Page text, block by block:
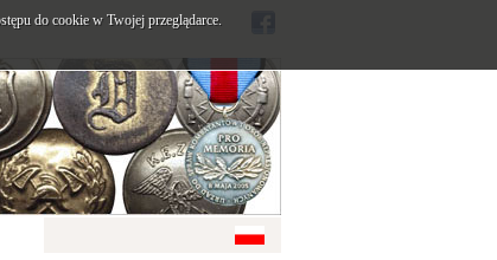
do cookie w Twojej przeglądarce.